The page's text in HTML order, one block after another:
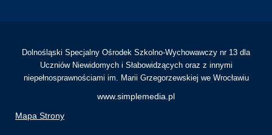
Dolnośląski Specjalny Ośrodek Szkolno-Wychowawczy nr 13 dla
Uczniów Niewidomych i Słabowidzących oraz z innymi
niepełnosprawnościami im. Marii Grzegorzewskiej we Wrocławiu
www.simplemedia.pl
Mapa Strony